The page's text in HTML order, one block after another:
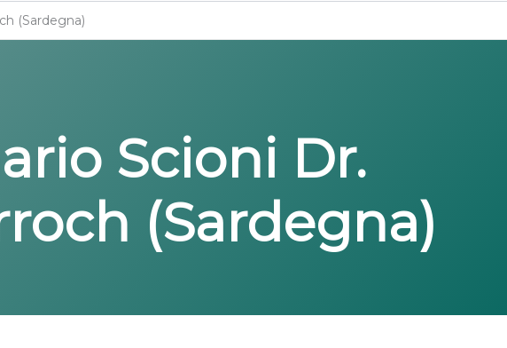
(Sardegna)
Scioni Dr.
(Sardegna)